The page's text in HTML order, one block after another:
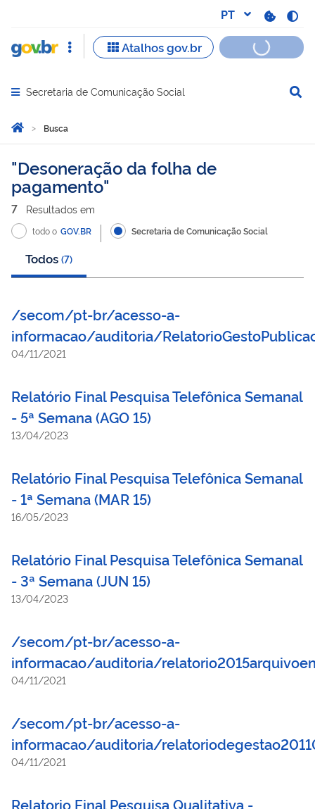
Abrir menu principal de navegação
Secretaria de Comunicação Social
Você está aqui:
Página Inicial
Busca
Busca
Desoneração da folha de
pagamento
7 Resultados em
todo o GOV.BR Secretaria de Comunicação Social
Todos (7)
/secom/pt-br/acesso-a-
informacao/auditoria/
04/11/2021
Relatório Final Pesquisa Telefônica Semanal
- 5ª Semana (AGO 15)
13/04/2023
Relatório Final Pesquisa Telefônica Semanal
- 1ª Semana (MAR 15)
16/05/2023
Relatório Final Pesquisa Telefônica Semanal
- 3ª Semana (JUN 15)
13/04/2023
/secom/pt-br/acesso-a-
informacao/auditoria/
04/11/2021
/secom/pt-br/acesso-a-
informacao/auditoria/
04/11/2021
Relatorio Final Pesquisa Qualitativa -